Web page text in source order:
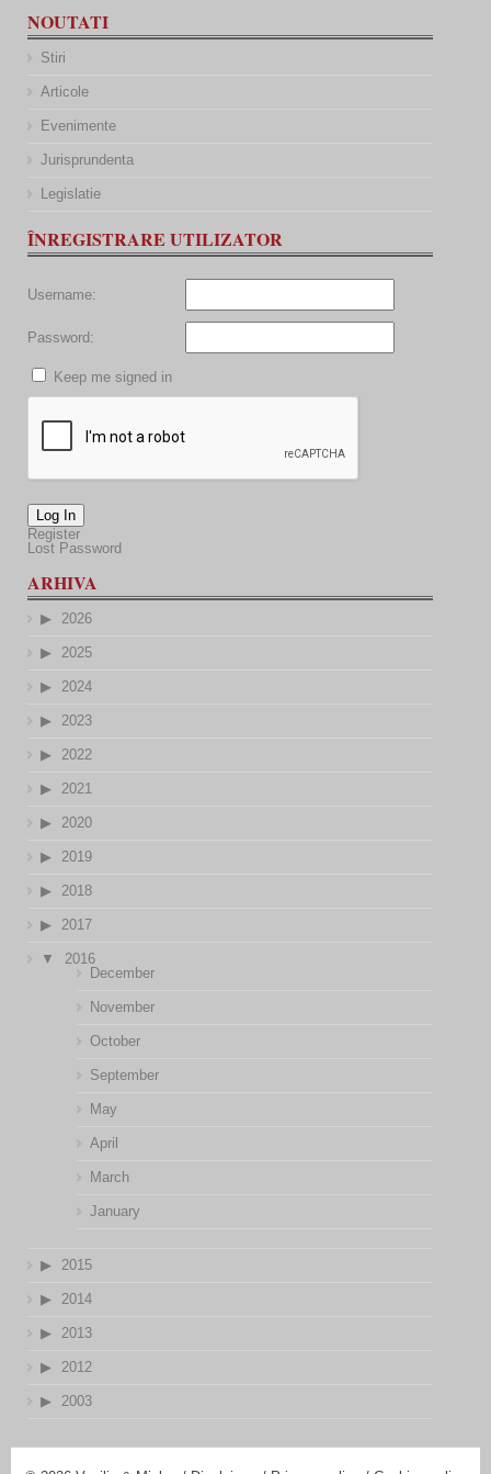
NOUTATI
Stiri
Articole
Evenimente
Jurisprundenta
Legislatie
ÎNREGISTRARE UTILIZATOR
Username:
Password:
Keep me signed in
Log In
Register
Lost Password
ARHIVA
2026
2025
2024
2023
2022
2021
2020
2019
2018
2017
2016
December
November
October
September
May
April
March
January
2015
2014
2013
2012
2003